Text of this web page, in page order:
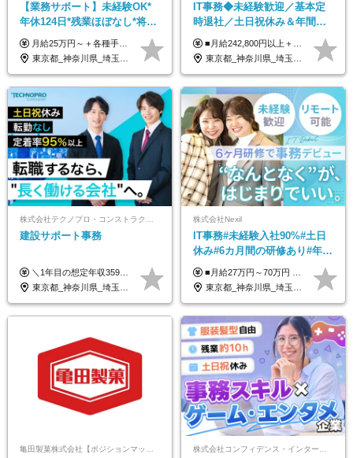
【業務サポート】未経験OK*
年休124日*残業ほぼなし*将来
活かせる専門スキル
月給25万円～＋各種手当（家族、資格、住宅など） ★ご経験をお持ちの方は前職給与保証！ ※試用期間は6ヶ月 ※上記には固定残業代（33,784円～／20時間分）を含みます。超過分は追加支給致します。 ※経験・スキル・能力を考慮して決定します。ご経験者の方の経験フェーズは不問です。 ＜各種手当＞ 住宅手当／家族手当／資格手当／特別手当など
東京都_神奈川県_埼玉県_千葉県
IT事務◆未経験歓迎／基本定
時退社／土日祝休み＆年間休
日123日／賞与年2回／研修制
度充実／リモートOK
■月給242,800円以上＋諸手当＋賞与年2回＋業績賞与 ※固定残業代32,813円～/20時間分を含む ※超過分は別途支給 ※経験・年齢を考慮の上、当社規定により決定 ※試用期間6ヵ月間（待遇に差異なし）
東京都_神奈川県_埼玉県_千葉県
株式会社テクノプロ・コンストラクション
建設サポート事務
＼1年目の想定年収359万円～407万円／ 下記(1)～(3)のいずれかを、ご希望や適性を考慮したうえで決定します。 (1)月給23万1,000円＋賞与年2回（計2ヶ月分） (2)月給26万5,000円＋賞与なし （一律支給の業績手当6万6,200円を含む） (3)月給29万5,675円＋賞与なし （一律支給の業績手当6万6,200円＋固定残業手当15時間分／3万675円を含む※超過分は別途支給） ▼(3)の場合の入社時研修中の給与 月給26万5,000円＋賞与なし （一律支給の業績手当6万6,200円を含む） ※試用期間は2ヶ月間です。 期間中の給与・待遇に変更はありません。
東京都_神奈川県_埼玉県_千葉県_大阪府_愛知県_北海道_青森県_岩手県_宮城県_秋田県_山形県_福島県_茨城県_栃木県_群馬県_新潟県_山梨県_長野県_富山県_石川県_福井県_静岡県_岐阜県_三重県_兵庫県_京都府_滋賀県_奈良県_和歌山県_広島県_岡山県_鳥取県_島根県_山口県_徳島県_香川県_愛媛県_高知県_福岡県_熊本県_佐賀県_長崎県_大分県_宮崎県_鹿児島県_沖縄県
株式会社Nexil
IT事務#未経験入社90%#土日
休み#6カ月間の研修あり#年休
125日以上#残業月5h以下#リ
モート可
■月給27万円～70万円 ※経験・スキルなどを考慮して決定します。 ※上記金額には固定残業代（月15時間相当分／26,300円～73,500円）を含みます。 超過分は別途支給します。 ★最大200万円の昇給アップを叶えたメンバーも！ ￣￣￣V￣￣￣￣￣￣￣￣￣￣￣￣￣￣￣￣￣￣￣ 社員の頑張りはしっかり評価・還元！ はじめは経験がなくても、頑張り次第で早期キャリアアップも狙える環境が充実！ 実際に、昇給で最大200万円給与が上がった先輩社員も活躍中！ 社員のモチベーションも高く維持しながら働けます◎ ★一人でも多くの方とお会いしたいと考えています！ ￣￣￣V￣￣￣￣￣￣￣￣￣￣￣￣￣￣￣￣￣￣￣￣ 現在活躍中の先輩たちの前職は、営業や飲食、 美容師や銀行員、アパレル店員など、多彩！ パソコンが苦手だったメンバーも今では第一線で活躍中です！
東京都_神奈川県_埼玉県_千葉県_大阪府_愛知県_北海道_青森県_岩手県_宮城県_秋田県_山形県_福島県_茨城県_栃木県_群馬県_新潟県_山梨県_長野県_富山県_石川県_福井県_静岡県_岐阜県_三重県_兵庫県_京都府_滋賀県_奈良県_和歌山県_広島県_岡山県_鳥取県_島根県_山口県_徳島県_香川県_愛媛県_高知県_福岡県_熊本県_佐賀県_長崎県_大分県_宮崎県_鹿児島県_沖縄県